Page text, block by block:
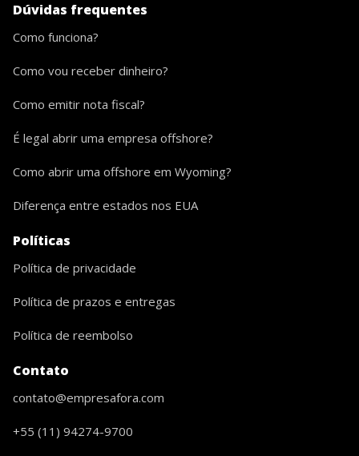
Dúvidas frequentes
Como funciona?
Como vou receber dinheiro?
Como emitir nota fiscal?
É legal abrir uma empresa offshore?
Como abrir uma offshore em Wyoming?
Diferença entre estados nos EUA
Políticas
Política de privacidade
Política de prazos e entregas
Política de reembolso
Contato
contato@empresafora.com
+55 (11) 94274-9700